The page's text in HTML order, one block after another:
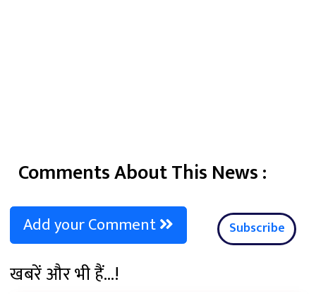
Comments About This News :
Add your Comment Subscribe
खबरें और भी हैं...!